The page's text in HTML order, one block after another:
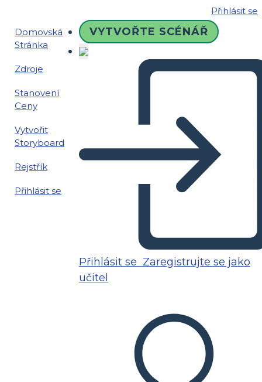
Přihlásit se
Domovská
Stránka
Zdroje
Stanovení
Ceny
Vytvořit
Storyboard
Rejstřík
Přihlásit se
VYTVOŘTE SCÉNÁŘ
Přihlásit se Zaregistrujte se jako
učitel